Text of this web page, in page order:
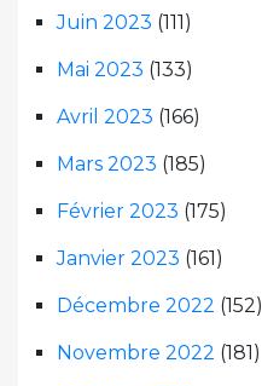
Juin 2023 (111)
Mai 2023 (133)
Avril 2023 (166)
Mars 2023 (185)
Février 2023 (175)
Janvier 2023 (161)
Décembre 2022 (152)
Novembre 2022 (181)